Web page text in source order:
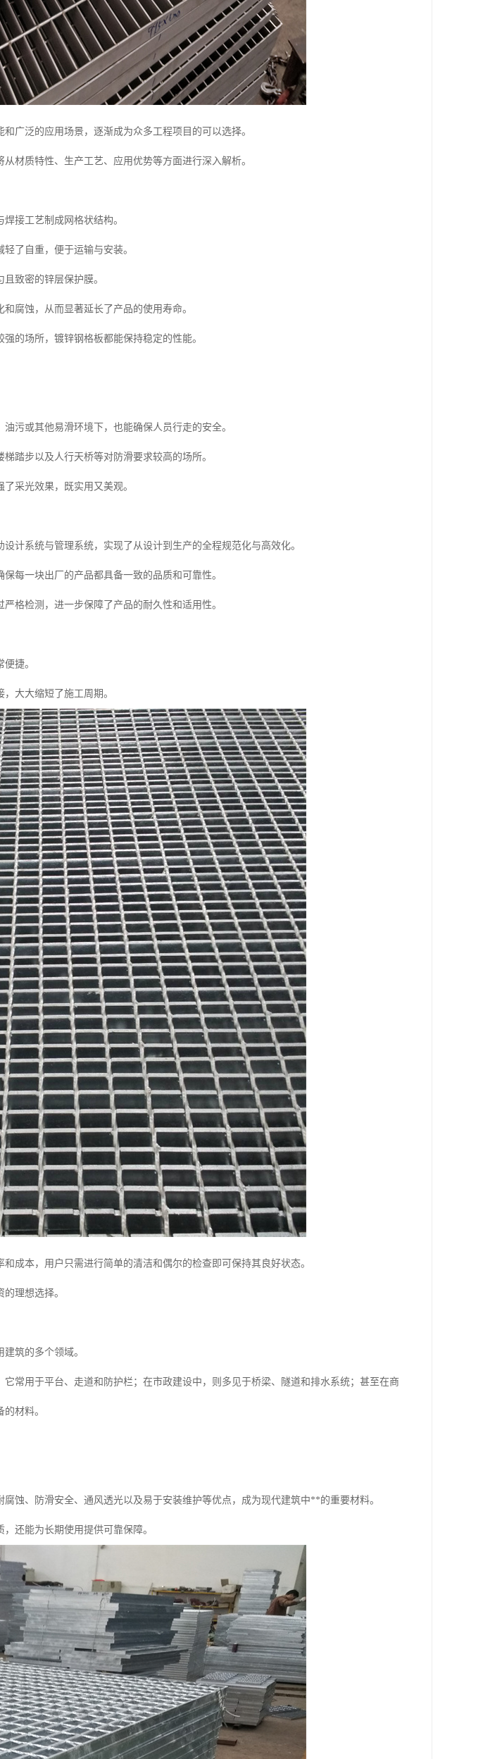
广泛的应用场景，逐渐成为众多工程项目的可以选择。
材质特性、生产工艺、应用优势等方面进行深入解析。
接工艺制成网格状结构。
了自重，便于运输与安装。
致密的锌层保护膜。
腐蚀，从而显著延长了产品的使用寿命。
的场所，镀锌钢格板都能保持稳定的性能。
污或其他易滑环境下，也能确保人员行走的安全。
踏步以及人行天桥等对防滑要求较高的场所。
采光效果，既实用又美观。
计系统与管理系统，实现了从设计到生产的全程规范化与高效化。
每一块出厂的产品都具备一致的品质和可靠性。
格检测，进一步保障了产品的耐久性和适用性。
捷。
大大缩短了施工周期。
成本，用户只需进行简单的清洁和偶尔的检查即可保持其良好状态。
理想选择。
筑的多个领域。
常用于平台、走道和防护栏；在市政建设中，则多见于桥梁、隧道和排水系统；甚至在商
材料。
蚀、防滑安全、通风透光以及易于安装维护等优点，成为现代建筑中**的重要材料。
还能为长期使用提供可靠保障。